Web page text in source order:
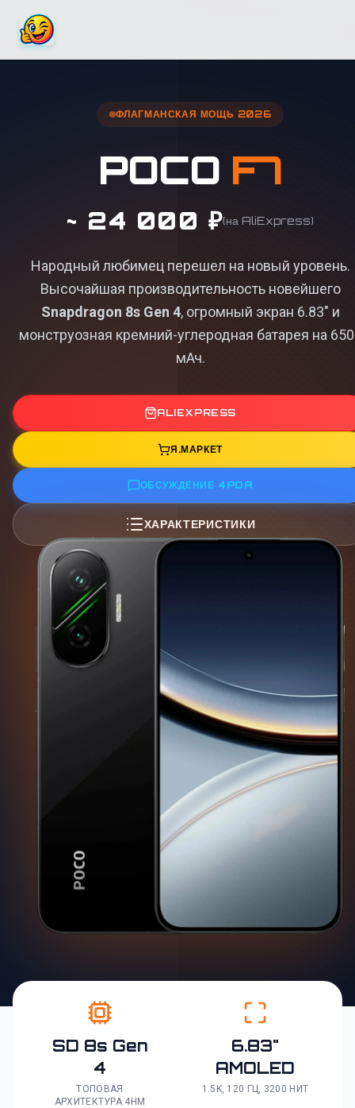
ФЛАГМАНСКАЯ МОЩЬ 2026
POCO F7
~ 24 000 ₽(на AliExpress)
Народный любимец перешел на новый уровень.
Высочайшая производительность новейшего
Snapdragon 8s Gen 4, огромный экран 6.83" и
монструозная кремний-углеродная батарея на
мАч.
ALIEXPRESS
Я.МАРКЕТ
ОБСУЖДЕНИЕ 4PDA
ХАРАКТЕРИСТИКИ
SD 8s Gen
4
ТОПОВАЯ
АРХИТЕКТУРА 4НМ
6.83"
AMOLED
1.5K, 120 ГЦ, 3200 НИТ